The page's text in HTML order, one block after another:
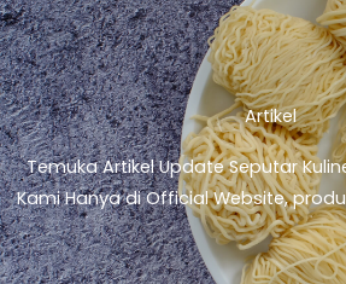
Artikel
Temuka Artikel Update Seputar
Kami Hanya di Official Website,